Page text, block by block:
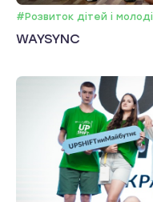
#Розвиток дітей і молоді
WAYSYNC